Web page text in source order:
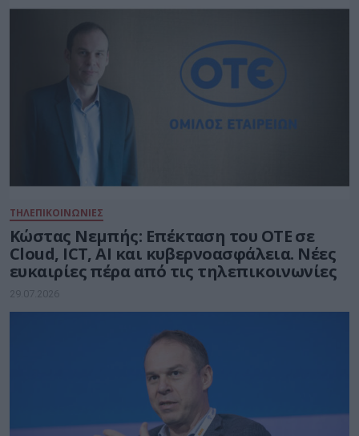
ΤΗΛΕΠΙΚΟΙΝΩΝΙΕΣ
Kώστας Νεμπής: Επέκταση του ΟΤΕ σε
Cloud, ICT, AI και κυβερνοασφάλεια. Νέες
ευκαιρίες πέρα από τις τηλεπικοινωνίες
29.07.2026